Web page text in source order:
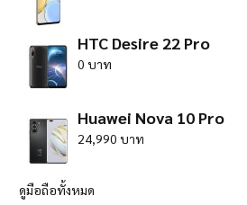
HTC Desire 22 Pro
0 บาท
Huawei Nova 10 Pro
24,990 บาท
ดูมือถือทั้งหมด